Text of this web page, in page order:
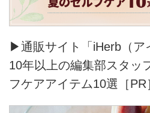
▶通販サイト「iHerb（ア
10年以上の編集部スタッ
フケアアイテム10選［PR